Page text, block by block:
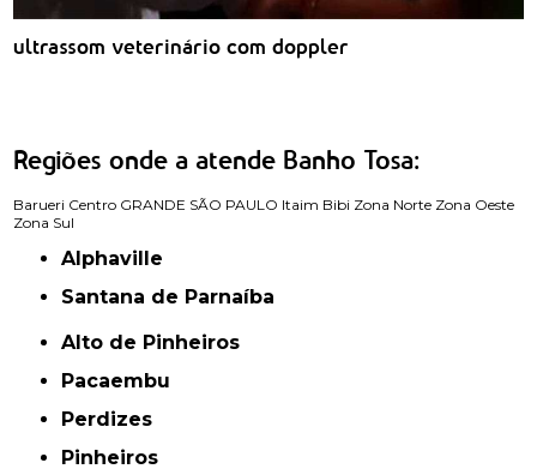
ultrassom veterinário com doppler
Regiões onde a atende Banho Tosa:
Barueri Centro GRANDE SÃO PAULO Itaim Bibi Zona Norte Zona Oeste
Zona Sul
Alphaville
Santana de Parnaíba
Alto de Pinheiros
Pacaembu
Perdizes
Pinheiros